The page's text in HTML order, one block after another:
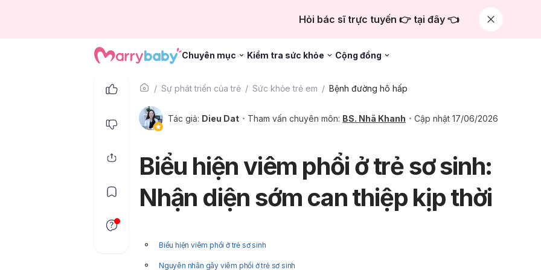
Hỏi bác sĩ trực tuyến 👉 tại đây 👈
Chuyên mục Kiểm tra sức khỏe Cộng đồng
Sự phát triển của trẻ Sức khỏe trẻ em Bệnh đường hô hấp
Tác giả: Dieu Dat Tham vấn chuyên môn: BS. Nhã Khanh Cập nhật 17/06/2026
Biểu hiện viêm phổi ở trẻ sơ sinh:
Nhận diện sớm can thiệp kịp thời
Biểu hiện viêm phổi ở trẻ sơ sinh
Nguyên nhân gây viêm phổi ở trẻ sơ sinh